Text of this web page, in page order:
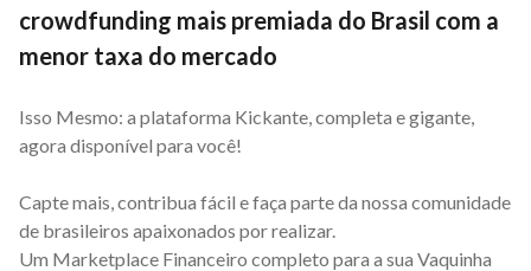
crowdfunding mais premiada do Brasil com a
menor taxa do mercado
Isso Mesmo: a plataforma Kickante, completa e gigante,
agora disponível para você!
Capte mais, contribua fácil e faça parte da nossa comunidade
de brasileiros apaixonados por realizar.
Um Marketplace Financeiro completo para a sua Vaquinha